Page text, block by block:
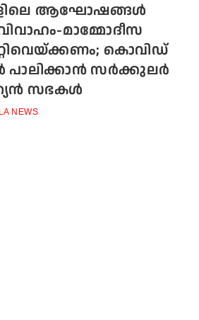
ആഘോഷങ്ങള്‍
മാമ്മോദീസ
കൊവിഡ്
പാലിക്കാന്‍ സര്‍ക്കുലര്‍
സഭകള്‍
NEWS